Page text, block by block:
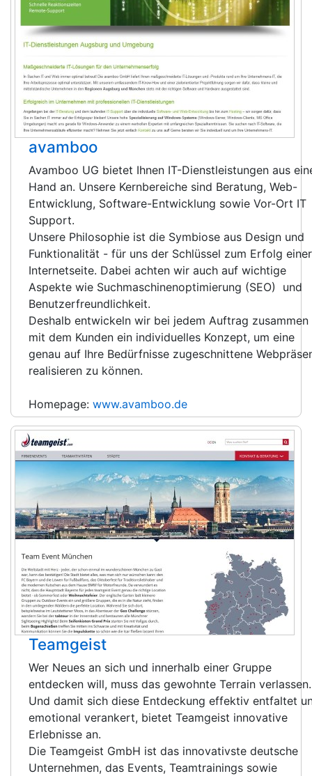
avamboo
Avamboo UG bietet Ihnen IT-Dienstleistungen aus
Hand an. Unsere Kernbereiche sind Beratung, Web-
Entwicklung, Software-Entwicklung sowie Vor-Ort IT
Support.
Unsere Philosophie ist die Symbiose aus Design und
Funktionalität - für uns der Schlüssel zum Erfolg einer
Internetseite. Dabei achten wir auch auf wichtige
Aspekte wie Suchmaschinenoptimierung (SEO) und
Benutzerfreundlichkeit.
Deshalb entwickeln wir bei jedem Auftrag zusammen
mit dem Kunden ein individuelles Konzept, um eine
genau auf Ihre Bedürfnisse zugeschnittene
realisieren zu können.
Homepage: www.avamboo.de
Teamgeist
Wer Neues an sich und innerhalb einer Gruppe
entdecken will, muss das gewohnte Terrain verlassen.
Und damit sich diese Entdeckung effektiv entfaltet
emotional verankert, bietet Teamgeist innovative
Erlebnisse an.
Die Teamgeist GmbH ist das innovativste deutsche
Unternehmen, das Events, Teamtrainings sowie